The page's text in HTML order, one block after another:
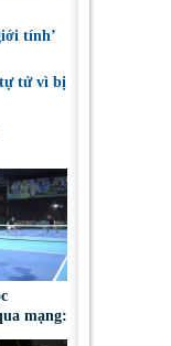
tính’
tử vì bị
mạng: